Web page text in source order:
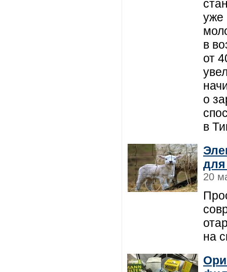
уже
в
от
о
в
20
на